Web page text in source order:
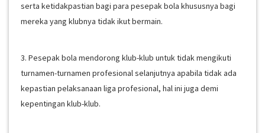
serta ketidakpastian bagi para pesepak bola khususnya bagi
mereka yang klubnya tidak ikut bermain.
3. Pesepak bola mendorong klub-klub untuk tidak mengikuti
turnamen-turnamen profesional selanjutnya apabila tidak ada
kepastian pelaksanaan liga profesional, hal ini juga demi
kepentingan klub-klub.